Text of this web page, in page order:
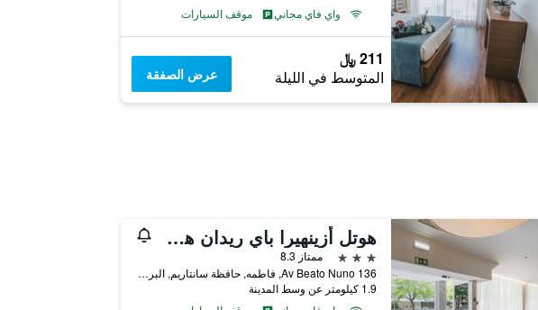
واي فاي مجاني
موقف السيارات
211 ﷼
المتوسط في الليلة عرض الصفقة
هوتل أزينهيرا باي ريدان هوتلز
3 نجوم
ممتاز 8.3
Av Beato Nuno 136, فاطمه, حافظة سانتاريم, البرتغال
1.9 كيلومتر عن وسط المدينة